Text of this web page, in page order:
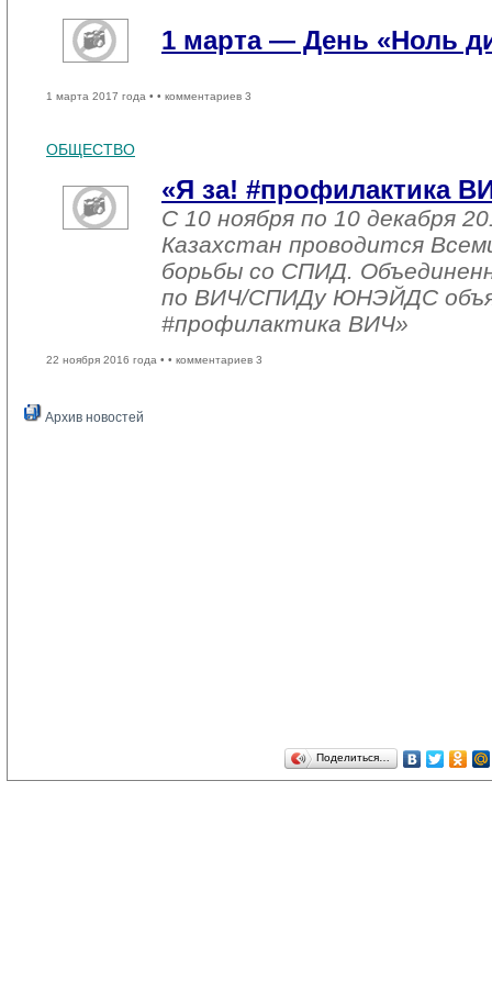
1 марта — День «Ноль
1 марта 2017 года • • комментариев 3
ОБЩЕСТВО
«Я за! #профилактика
С 10 ноября по 10 декабря
Казахстан проводится
борьбы со СПИД.
по ВИЧ/СПИДу ЮНЭЙДС
#профилактика ВИЧ»
22 ноября 2016 года • • комментариев 3
Архив новостей
Поделиться…